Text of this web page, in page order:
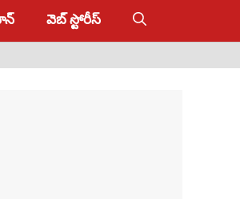
వెబ్ స్టోరీస్